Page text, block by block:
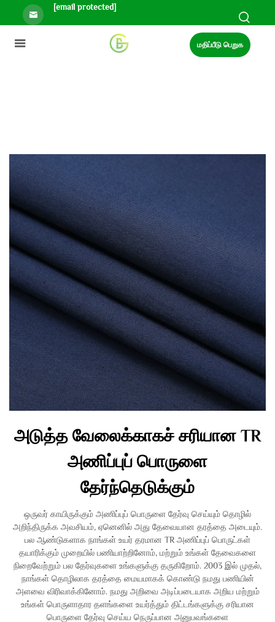
[email protected]
மதிப்பீடு பெறுக
அடுத்த வேலைக்காகச் சரியான TR
அணிப்புப் பொருளை
தேர்ந்தெடுக்கும்
ஒருவர் காயிருக்கும் அணிப்புப் பொருளை தேர்வு செய்யும் தொழில்
அறிந்திருக்க அவசியம், ஏனெனில் அது தேவையான தரத்தை அடையும்.
பல ஆண்டுகளாக நாங்கள் உயர் தரமான TR அணிப்புப் பொருட்கள்
தயாரிக்கும் முறையில் பணியாற்றினோம், மற்றும் உங்கள் தேவைகளை
நிறைவேற்றும் பல தேர்வுகளை உங்களுக்கு தருகிறோம். 2003 இல் முதல்,
நாங்கள் தொழிலாக தரத்தை மையமாகக் கொண்டு நமது பணியின்
அளவை விரிவாக்கினோம். நமது அறிவை அடிப்படையாக அறிய மற்றும்
உங்கள் பொருளாதார தளங்களை உயர்த்தும் திட்டங்களுக்கு சரியான
பொருளை தேர்வு செய்ய நெருப்பான அனுபவங்களை